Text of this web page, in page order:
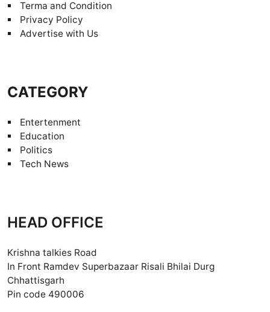
Terma and Condition
Privacy Policy
Advertise with Us
CATEGORY
Entertenment
Education
Politics
Tech News
HEAD OFFICE
Krishna talkies Road
In Front Ramdev Superbazaar Risali Bhilai Durg
Chhattisgarh
Pin code 490006